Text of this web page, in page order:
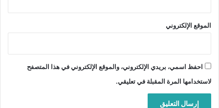
الموقع الإلكتروني
احفظ اسمي، بريدي الإلكتروني، والموقع الإلكتروني في هذا المتصفح
لاستخدامها المرة المقبلة في تعليقي.